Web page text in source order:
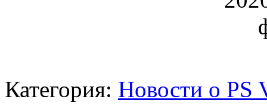
Категория: Новости о PS